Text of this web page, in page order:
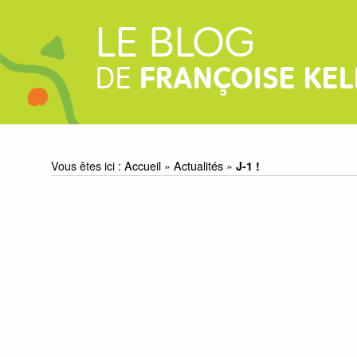
LE BLOG
DE FRANÇOISE
Vous êtes ici : Accueil » Actualités » J-1 !